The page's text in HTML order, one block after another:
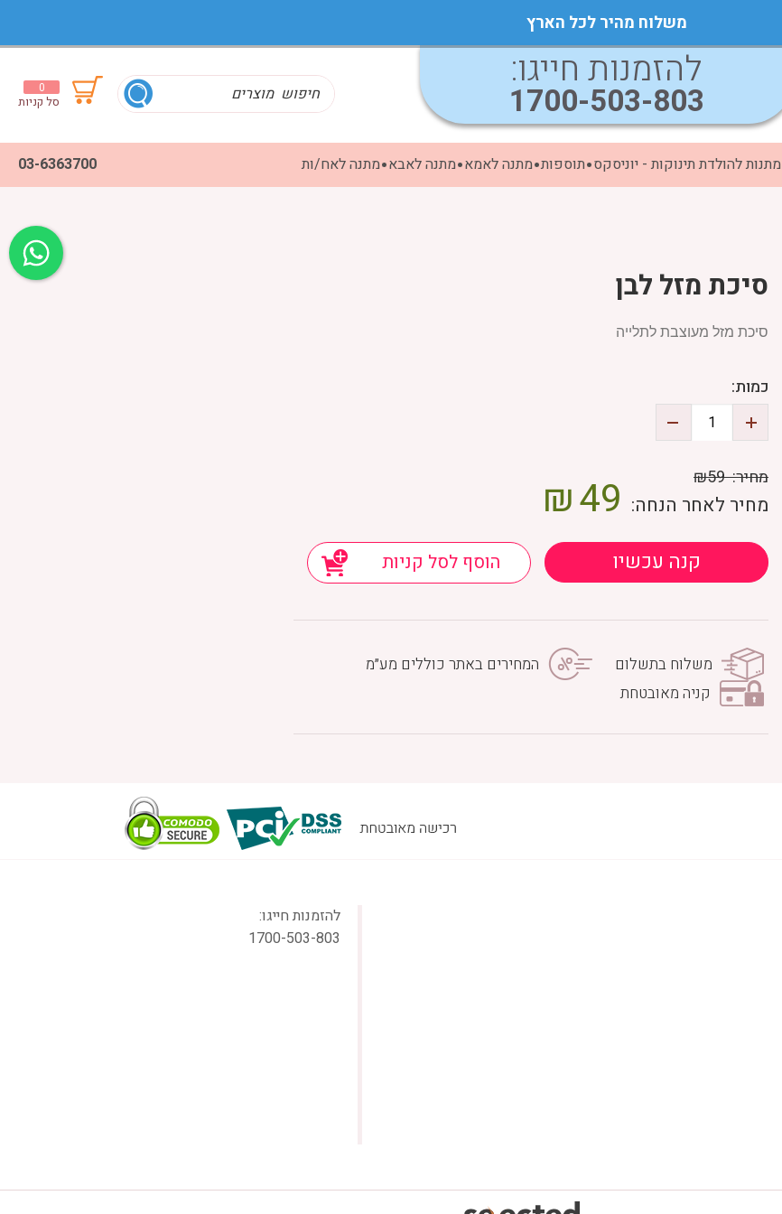
משלוח מהיר לכל הארץ
להזמנות חייגו:
1700-503-803
0
סל קניות
מתנות להולדת תינוקות - יוניסקס תוספות מתנה לאמא מתנה לאבא מתנה לאח/ות 03-6363700
סיכת מזל לבן
סיכת מזל מעוצבת לתלייה
כמות:
מחיר:₪59
מחיר לאחר הנחה: 49
₪
קנה עכשיו הוסף לסל קניות
משלוח בתשלום
המחירים באתר כוללים מע״מ
קניה מאובטחת
להזמנות חייגו:
1700-503-803